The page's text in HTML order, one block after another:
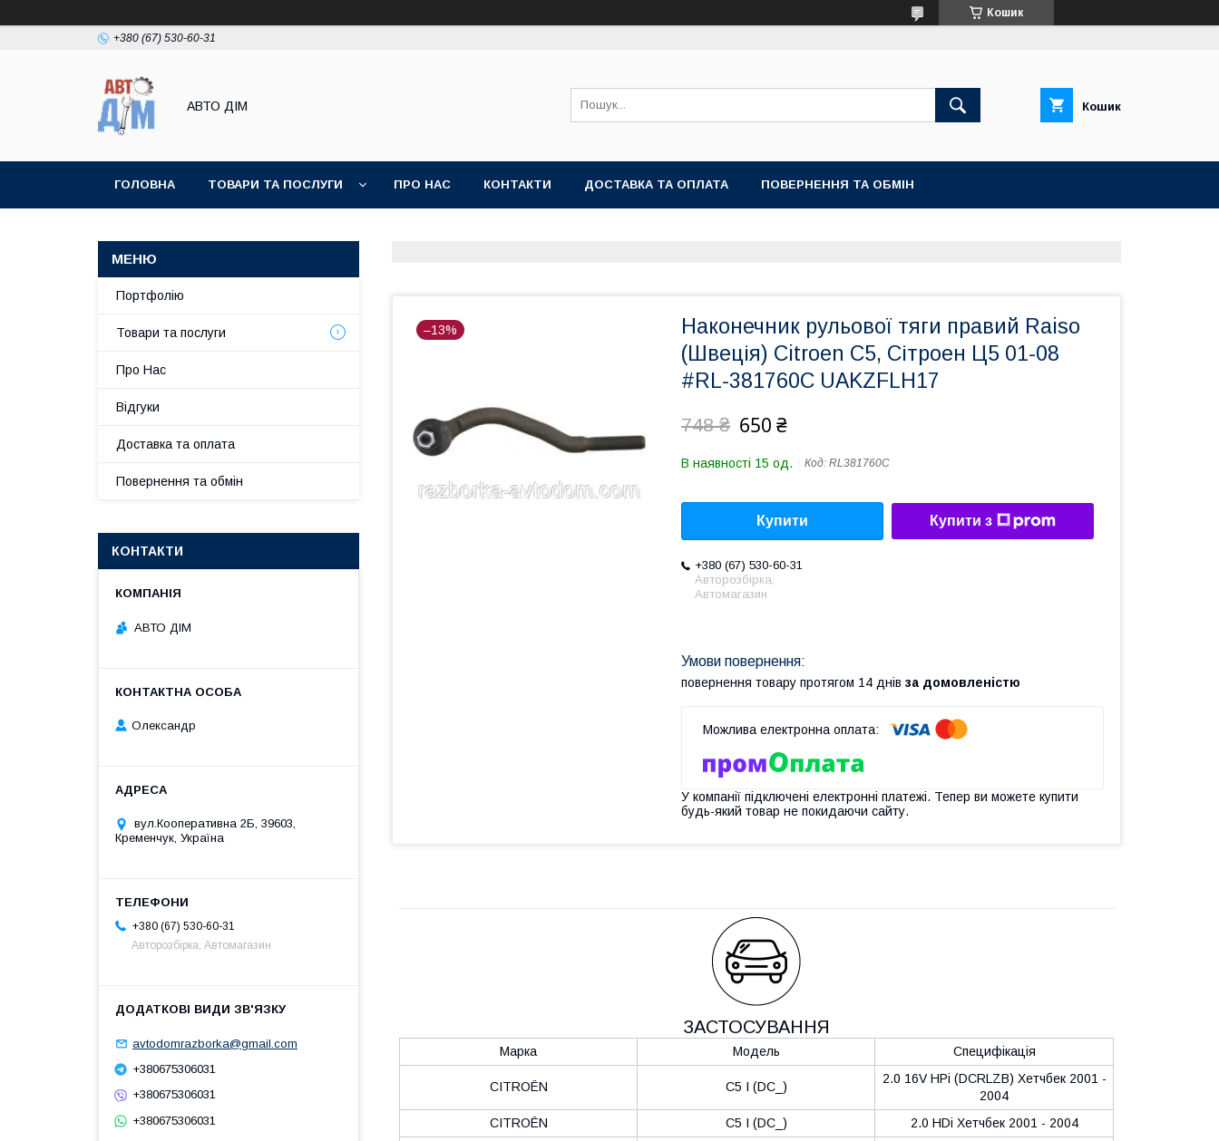
Кошик
+380 (67) 530-60-31
АВТО ДIМ Кошик
ГОЛОВНА ТОВАРИ ТА ПОСЛУГИ ПРО НАС КОНТАКТИ ДОСТАВКА ТА ОПЛАТА ПОВЕРНЕННЯ ТА ОБМІН
–13%
Наконечник рульової тяги правий Raiso
(Швеція) Citroen C5, Сітроен Ц5 01-08
#RL-381760C UAKZFLH17
748 ₴ 650 ₴
В наявності 15 од. Код: RL381760C
Купити Купити з
+380 (67) 530-60-31
Авторозбірка,
Автомагазин
повернення товару протягом 14 днів за домовленістю
У компанії підключені електронні платежі. Тепер ви можете купити
будь-який товар не покидаючи сайту.
ЗАСТОСУВАННЯ
Марка Модель Специфікація
CITROËN C5 I (DC_)
2.0 16V HPi (DCRLZB) Хетчбек 2001 -
2004
CITROËN
C5 I (DC_) 2.0 HDi Хетчбек 2001 - 2004
Портфолію
Товари та послуги
Про Нас
Відгуки
Доставка та оплата
Повернення та обмін
КОНТАКТИ
АВТО ДІМ
Олександр
вул.Кооперативна 2Б, 39603,
Кременчук, Україна
+380 (67) 530-60-31
Авторозбірка, Автомагазин
avtodomrazborka@gmail.com
+380675306031
+380675306031
+380675306031